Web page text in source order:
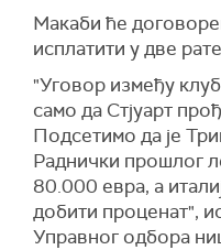
Макаби ће
исплатити у две
"Уговор између
само да Стјуарт
Подсетимо да је
Раднички прошлог
80.000 евра, а
добити проценат",
Управног одбора